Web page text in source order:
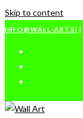
Skip to content
INFO@WALL-ART.SI |